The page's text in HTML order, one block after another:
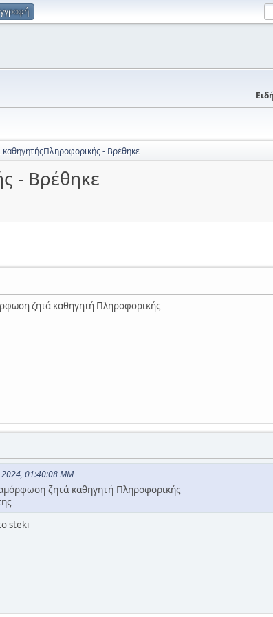
καθηγητήςΠληροφορικής - Βρέθηκε
- Βρέθηκε
ζητά καθηγητή Πληροφορικής
2024, 01:40:08 ΜΜ
ζητά καθηγητή Πληροφορικής
steki